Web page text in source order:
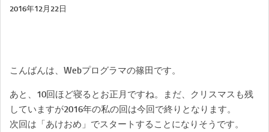
SEO
お問い合わせ
2016年12月22日
こんばんは、Webプログラマの篠田です。
あと、10回ほど寝るとお正月ですね。まだ、クリスマスも残
していますが2016年の私の回は今回で終りとなります。
次回は「あけおめ」でスタートすることになりそうです。